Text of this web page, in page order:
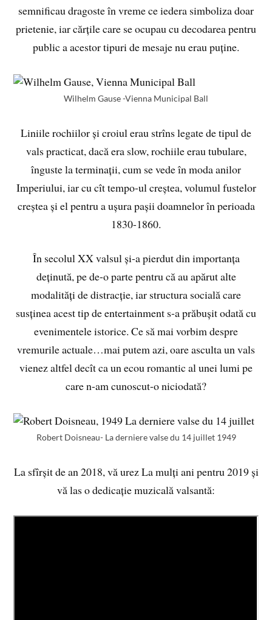
semnificau dragoste în vreme ce iedera simboliza doar
prietenie, iar cărțile care se ocupau cu decodarea pentru
public a acestor tipuri de mesaje nu erau puține.
Wilhelm Gause -Vienna Municipal Ball
Liniile rochiilor și croiul erau strîns legate de tipul de
vals practicat, dacă era slow, rochiile erau tubulare,
înguste la terminații, cum se vede în moda anilor
Imperiului, iar cu cît tempo-ul creștea, volumul fustelor
creștea și el pentru a ușura pașii doamnelor în perioada
1830-1860.
În secolul XX valsul și-a pierdut din importanța
deținută, pe de-o parte pentru că au apărut alte
modalități de distracție, iar structura socială care
susținea acest tip de entertainment s-a prăbușit odată cu
evenimentele istorice. Ce să mai vorbim despre
vremurile actuale…mai putem azi, oare asculta un vals
vienez altfel decît ca un ecou romantic al unei lumi pe
care n-am cunoscut-o niciodată?
Robert Doisneau- La derniere valse du 14 juillet 1949
La sfîrșit de an 2018, vă urez La mulți ani pentru 2019 și
vă las o dedicație muzicală valsantă: